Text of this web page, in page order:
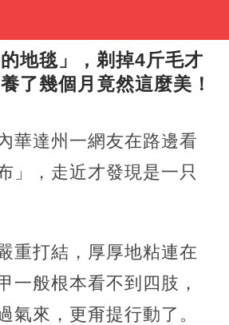
地毯」，剃掉4斤毛才
了幾個月竟然這麼美！
華達州一網友在路邊看
」，走近才發現是一只
重打結，厚厚地粘連在
一般根本看不到四肢，
氣來，更甭提行動了。